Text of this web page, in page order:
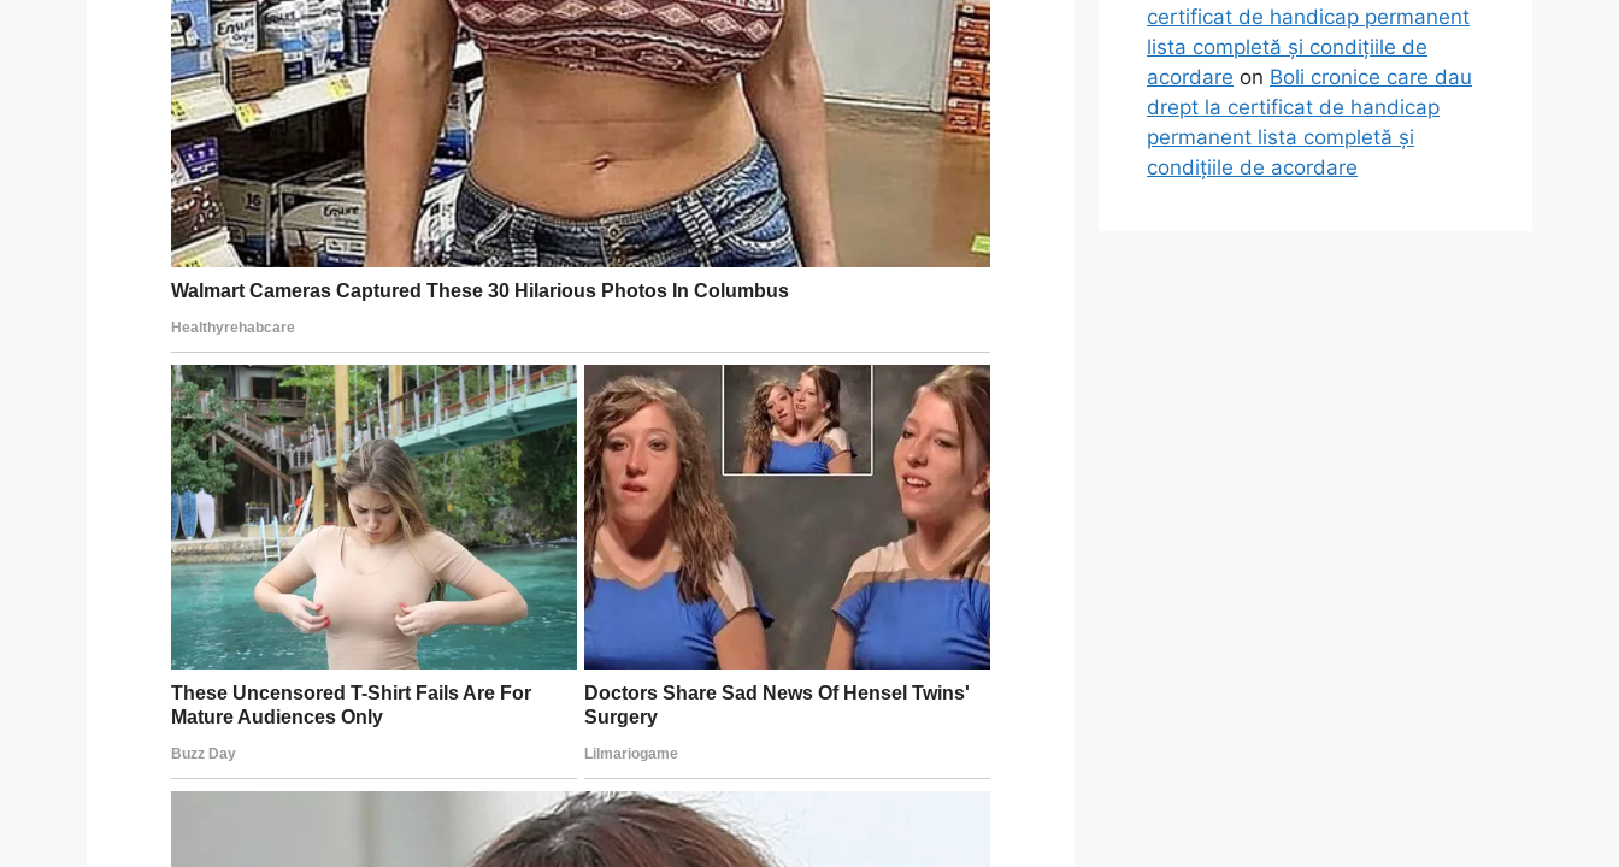
certificat de handicap permanent
lista completă și condițiile de
acordare on Boli cronice care dau
drept la certificat de handicap
permanent lista completă și
condițiile de acordare